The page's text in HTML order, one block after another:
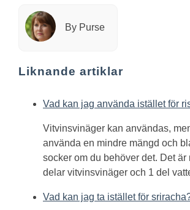
By Purse
Liknande artiklar
Vad kan jag använda istället för
Vitvinsvinäger kan användas,
använda en mindre mängd och
socker om du behöver det. Det är
delar vitvinsvinäger och 1 del
Vad kan jag ta istället för